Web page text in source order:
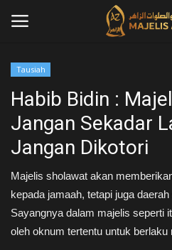
Home
Contact
Azzahir News
Tausiah
Tausiah
Habib Bidin :
Jangan Sekadar
Jangan Dikotori
Majelis sholawat akan
kepada jamaah, tetapi juga
Sayangnya dalam majelis seperti
oleh oknum tertentu untuk berlaku